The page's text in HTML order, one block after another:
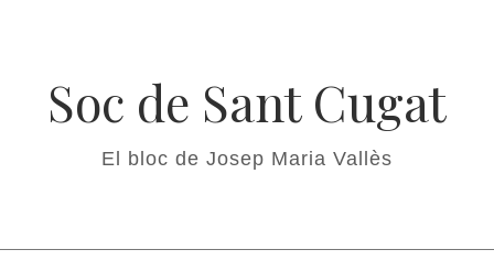
Soc de Sant Cugat
El bloc de Josep Maria Vallès